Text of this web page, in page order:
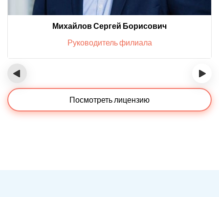
Михайлов Сергей Борисович
Руководитель филиала
‹ ›
Посмотреть лицензию